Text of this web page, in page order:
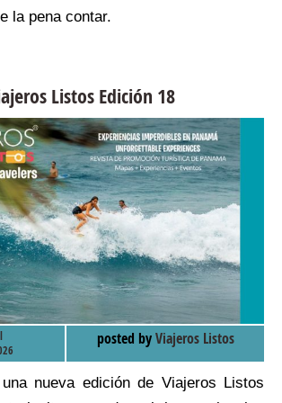
la pena contar.
Listos Edición 18
posted byViajeros Listos
nueva edición de Viajeros Listos